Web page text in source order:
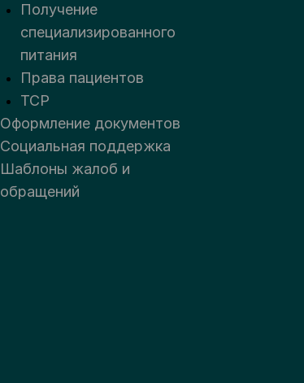
Получение
специализированного
питания
Права пациентов
ТСР
Оформление документов
Социальная поддержка
Шаблоны жалоб и
обращений